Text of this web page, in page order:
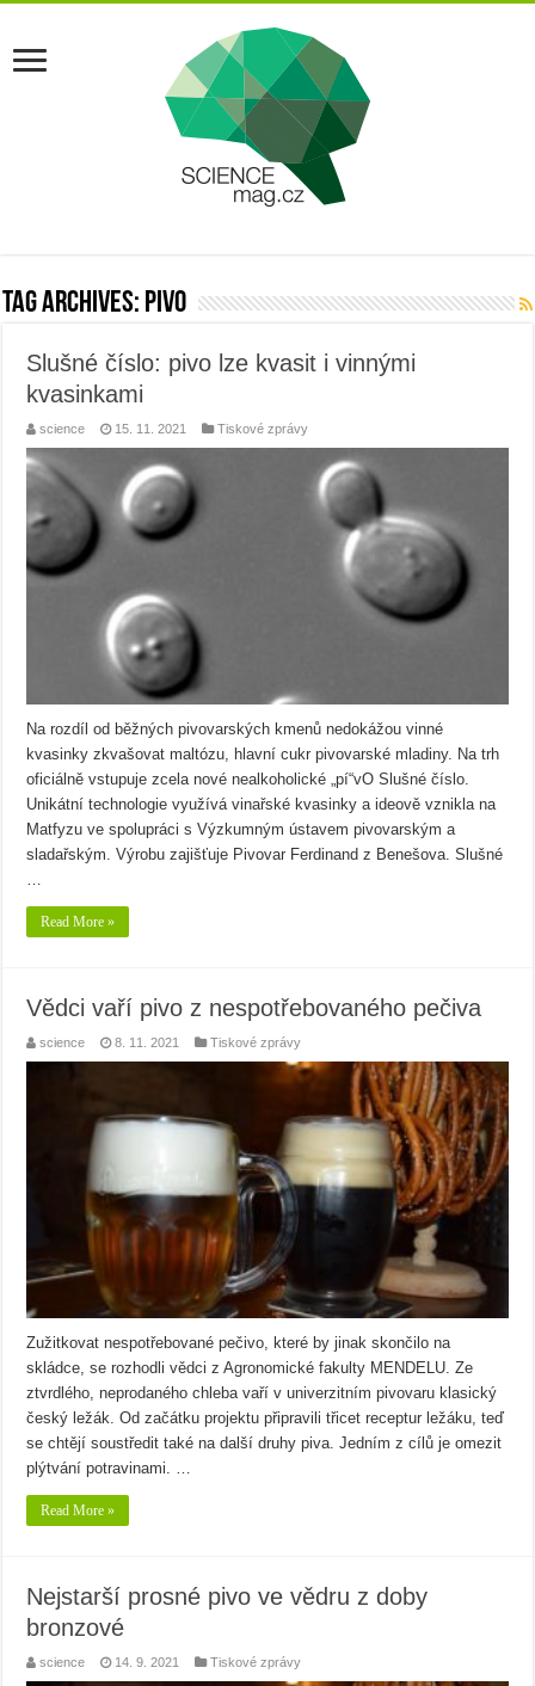
Tag Archives: pivo
Slušné číslo: pivo lze kvasit i vinnými
kvasinkami
science 15. 11. 2021 Tiskové zprávy
Na rozdíl od běžných pivovarských kmenů nedokážou vinné
kvasinky zkvašovat maltózu, hlavní cukr pivovarské mladiny. Na trh
oficiálně vstupuje zcela nové nealkoholické „pí“vO Slušné číslo.
Unikátní technologie využívá vinařské kvasinky a ideově vznikla na
Matfyzu ve spolupráci s Výzkumným ústavem pivovarským a
sladařským. Výrobu zajišťuje Pivovar Ferdinand z Benešova. Slušné
Read More »
Vědci vaří pivo z nespotřebovaného pečiva
science 8. 11. 2021 Tiskové zprávy
Zužitkovat nespotřebované pečivo, které by jinak skončilo na
skládce, se rozhodli vědci z Agronomické fakulty MENDELU. Ze
ztvrdlého, neprodaného chleba vaří v univerzitním pivovaru klasický
český ležák. Od začátku projektu připravili třicet receptur ležáku, teď
se chtějí soustředit také na další druhy piva. Jedním z cílů je omezit
plýtvání potravinami. …
Read More »
Nejstarší prosné pivo ve vědru z doby
bronzové
science 14. 9. 2021 Tiskové zprávy